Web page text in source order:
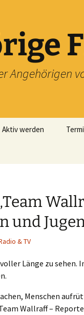
Angehörigen
Aktiv werden
und
& TV
Länge zu sehen.
Menschen
Wallraff –